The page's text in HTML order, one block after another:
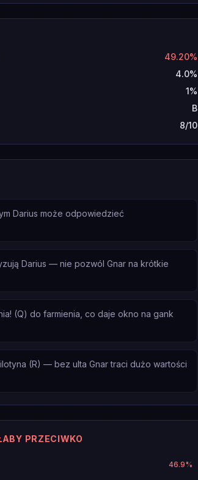
49.20%
4.0%
1%
B
8/10
Darius może odpowiedzieć
Darius — nie pozwól Gnar na krótkie
(Q) do farmienia, co daje okno na gank
(R) — bez ulta Gnar traci dużo wartości
PRZECIWKO
46.9%